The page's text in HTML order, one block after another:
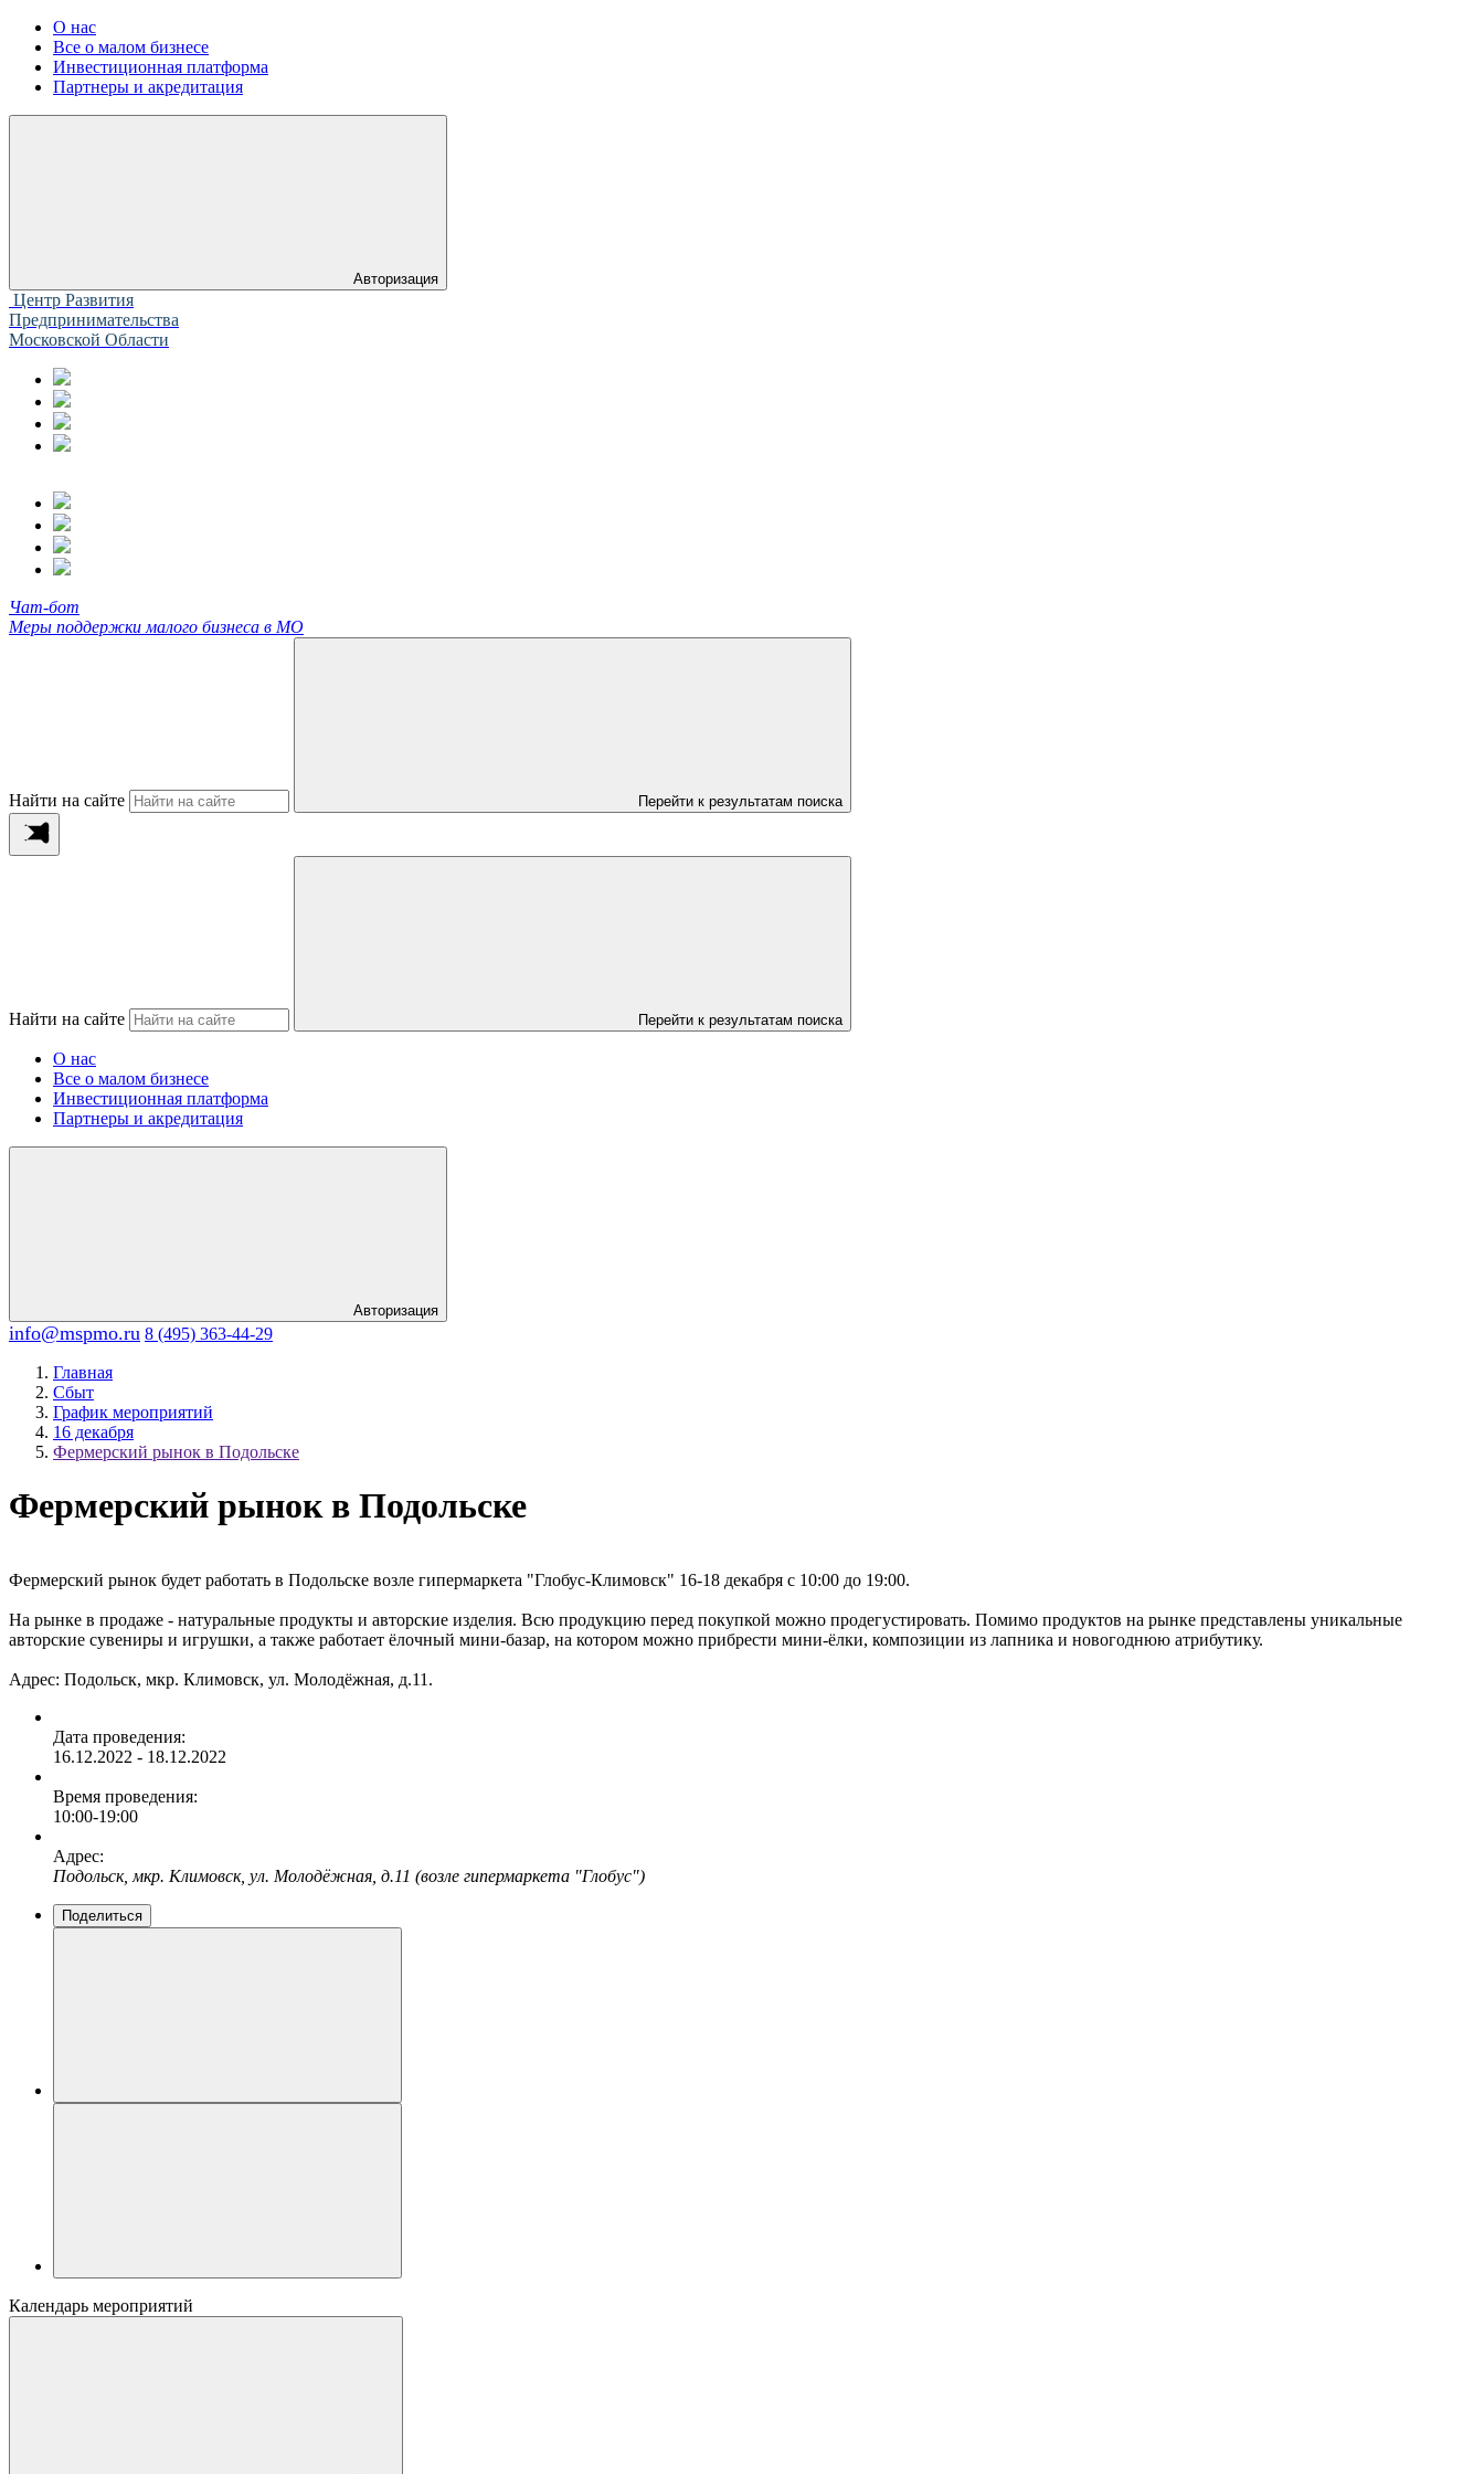
О нас
Все о малом бизнесе
Инвестиционная платформа
Партнеры и акредитация
Авторизация
Центр Развития
Предпринимательства
Московской Области
Чат-бот
Меры поддержки малого бизнеса в МО
Найти на сайте Перейти к результатам поиска
Найти на сайте Перейти к результатам поиска
О нас
Все о малом бизнесе
Инвестиционная платформа
Партнеры и акредитация
Авторизация
info@mspmo.ru 8 (495) 363-44-29
Главная
Сбыт
График мероприятий
16 декабря
Фермерский рынок в Подольске
Фермерский рынок в Подольске
Фермерский рынок будет работать в Подольске возле гипермаркета "Глобус-Климовск" 16-18 декабря с 10:00 до 19:00.
На рынке в продаже - натуральные продукты и авторские изделия. Всю продукцию перед покупкой можно продегустировать. Помимо продуктов на рынке представлены уникальные
авторские сувениры и игрушки, а также работает ёлочный мини-базар, на котором можно прибрести мини-ёлки, композиции из лапника и новогоднюю атрибутику.
Адрес: Подольск, мкр. Климовск, ул. Молодёжная, д.11.
Дата проведения:
16.12.2022 - 18.12.2022
Время проведения:
10:00-19:00
Адрес:
Подольск, мкр. Климовск, ул. Молодёжная, д.11 (возле гипермаркета "Глобус")
Поделиться
Календарь мероприятий